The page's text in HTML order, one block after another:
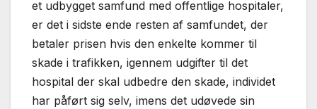
et udbygget samfund med offentlige hospitaler,
er det i sidste ende resten af samfundet, der
betaler prisen hvis den enkelte kommer til
skade i trafikken, igennem udgifter til det
hospital der skal udbedre den skade, individet
har påført sig selv, imens det udøvede sin